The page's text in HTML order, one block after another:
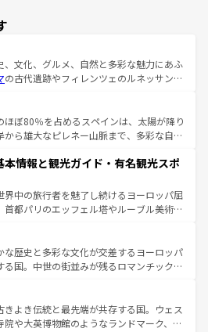
、文化、グルメ、自然と多彩な魅力にあふ
の古代遺跡やフィレンツェのルネッサンス
ナの美しい田園風景やアマルフィ海岸の絶
観も見逃せない。観光の合間には、本場の
ど、絶品のイタリア料理を堪能することも
タリアで、忘れられない旅をしてみよう！
リア情報は
ほぼ80％を占めるスペインは、太陽が降り
から雄大なピレネー山脈まで、多彩な自然
の国では、情熱的なフラメンコ、熱気あふ
て美味しいタパスが生活の一部となってい
ードの洗練された雰囲気や、バルセロナの
街角から、地方では古代ローマ遺跡や中世
って風土や気候が異なるスペインはその個
性で訪れる人を魅了する。 なお、新着のスペイン情報は コ
参照してほしい。
本情報と観光ガイド・有名観光スポ
界中の旅行者を魅了し続けるヨーロッパ屈
首都パリのエッフェル塔やルーブル美術館
が詰まっている。華麗な宮殿、歴史的な大
ーチ、そして豊かな自然が、訪れる者を心
また、フランスは美食の国としても知ら
ンの発祥地であるランス、プロヴァンスの
ダー畑など、多彩な楽しみ方が可能だ。さ
の地域にも魅力が溢れており、どの街角に
な歴史と多彩な文化が交差するヨーロッパ
る国。中世の街並みが残るロマンチック街
は、どこを歩いても飽きることがない。ベ
活気、バイエルン州のアルプスの絶景、そ
いのワイン畑といった風景は必見。ビール
きよき伝統と最先端が共存する国。ウェス
院や大英博物館のようなランドマーク、歴